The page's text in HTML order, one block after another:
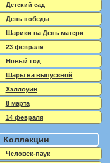
Детский сад
День победы
Шарики на День матери
23 февраля
Новый год
Шары на выпускной
Хэллоуин
8 марта
14 февраля
Коллекции
Человек-паук